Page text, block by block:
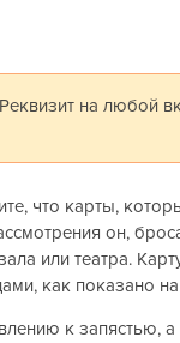
на любой
что карты,
он,
или театра.
как показано
к запястью, а